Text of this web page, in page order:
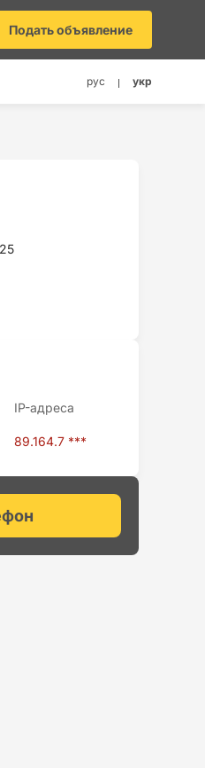
Подать объявление
рус укр
IP-адресa
89.164.7 ***